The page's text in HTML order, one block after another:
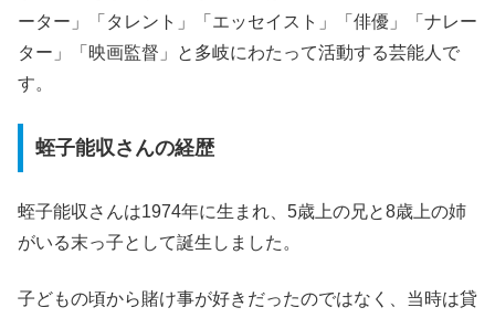
ーター」「タレント」「エッセイスト」「俳優」「ナレー
ター」「映画監督」と多岐にわたって活動する芸能人で
す。
蛭子能収さんの経歴
蛭子能収さんは1974年に生まれ、5歳上の兄と8歳上の姉
がいる末っ子として誕生しました。
子どもの頃から賭け事が好きだったのではなく、当時は貸